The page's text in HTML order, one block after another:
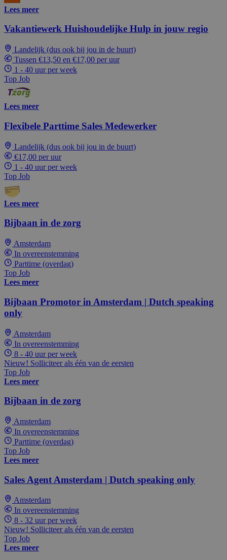
Lees meer
Vakantiewerk Huishoudelijke Hulp in jouw regio
Landelijk (dus ook bij jou in de buurt)
Tussen €13,50 en €17,00 per uur
1 - 40 uur per week
Top Job
Lees meer
Flexibele Parttime Sales Medewerker
Landelijk (dus ook bij jou in de buurt)
€17,00 per uur
1 - 40 uur per week
Top Job
Lees meer
Bijbaan in de zorg
Amsterdam
In overeenstemming
Parttime (overdag)
Top Job
Lees meer
Bijbaan Promotor in Amsterdam | Dutch speaking
only
Amsterdam
In overeenstemming
8 - 40 uur per week
Nieuw! Solliciteer als één van de eersten
Top Job
Lees meer
Bijbaan in de zorg
Amsterdam
In overeenstemming
Parttime (overdag)
Top Job
Lees meer
Sales Agent Amsterdam | Dutch speaking only
Amsterdam
In overeenstemming
8 - 32 uur per week
Nieuw! Solliciteer als één van de eersten
Top Job
Lees meer